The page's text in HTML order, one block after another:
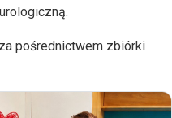
pośrednictwem zbiórki